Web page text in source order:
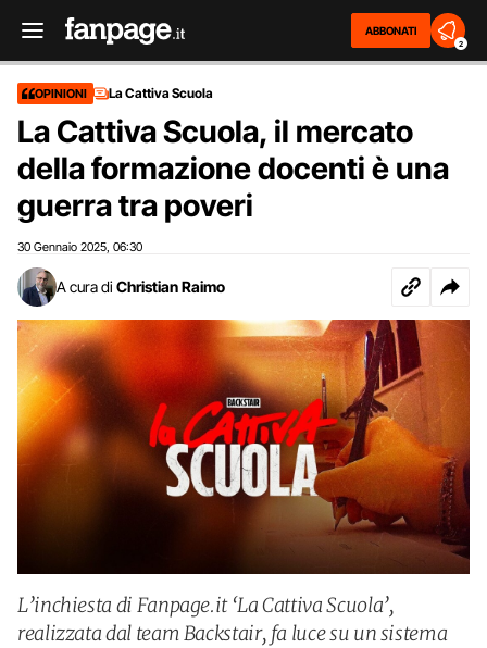
ABBONATI
2
OPINIONI La Cattiva Scuola
La Cattiva Scuola, il mercato
della formazione docenti è una
guerra tra poveri
30 Gennaio 2025 06:30
A cura di Christian Raimo
L’inchiesta di Fanpage.it ‘La Cattiva Scuola’,
realizzata dal team Backstair, fa luce su un sistema